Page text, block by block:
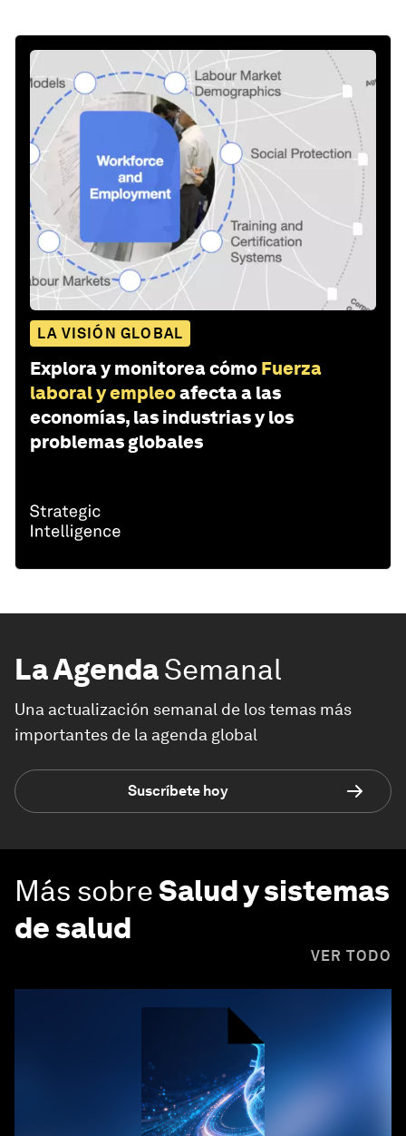
LA VISIÓN GLOBAL
Explora y monitorea cómo Fuerza
laboral y empleoafecta a las
economías, las industrias y los
problemas globales
La AgendaSemanal
Una actualización semanal de los temas más
importantes de la agenda global
Suscríbete hoy
Más sobreSalud y sistemas
de salud
VER TODO